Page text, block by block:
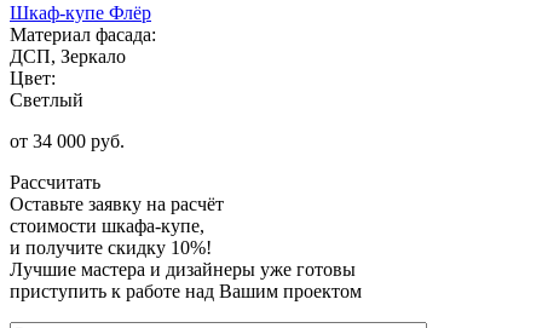
Шкаф-купе Флёр
Материал фасада:
ДСП, Зеркало
Цвет:
Светлый
от 34 000 руб.
Рассчитать
Оставьте заявку на расчёт
стоимости шкафа-купе,
и получите скидку 10%!
Лучшие мастера и дизайнеры уже готовы
приступить к работе над Вашим проектом